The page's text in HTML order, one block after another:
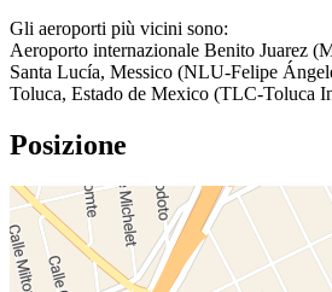
Gli aeroporti più vicini sono:
Aeroporto internazionale Benito Juarez
Santa Lucía, Messico (NLU-Felipe
Toluca, Estado de Mexico (TLC-Toluca
Posizione